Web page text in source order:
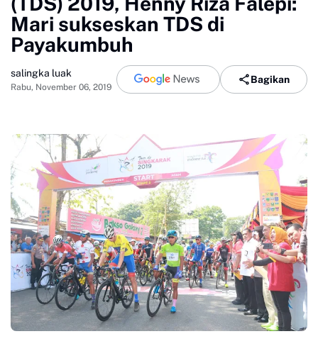
Mari sukseskan TDS di
Payakumbuh
salingka luak
Rabu, November 06, 2019
Bagikan